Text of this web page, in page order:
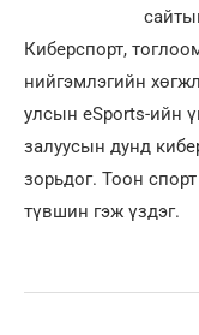
Киберспорт,
нийгэмлэгийн
улсын eSports-ийн
залуусын дунд
зорьдог. Тоон
түвшин гэж үздэг.